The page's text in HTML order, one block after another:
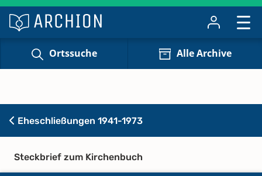
Ortssuche Alle Archive
Eheschließungen 1941-1973
Steckbrief zum Kirchenbuch